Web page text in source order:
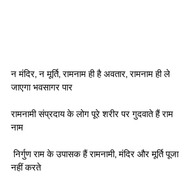
न मंदिर, न मूर्ति, रामनाम ही है अवतार, रामनाम ही ले
जाएगा भवसागर पार
रामनामी संप्रदाय के लोग पूरे शरीर पर गुदवाते हैं राम
नाम
निर्गुण राम के उपासक हैं रामनामी, मंदिर और मूर्ति पूजा
नहीं करते